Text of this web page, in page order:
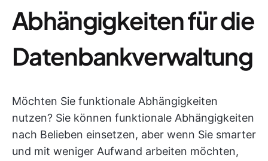
Abhängigkeiten für die
Datenbankverwaltung
Möchten Sie funktionale Abhängigkeiten
nutzen? Sie können funktionale Abhängigkeiten
nach Belieben einsetzen, aber wenn Sie smarter
und mit weniger Aufwand arbeiten möchten,